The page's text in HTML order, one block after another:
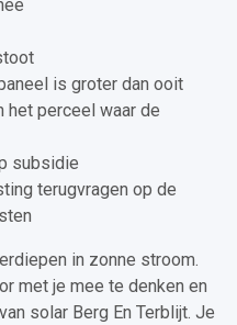
is groter dan ooit
het perceel waar de
subsidie
terugvragen op de
in zonne stroom.
met je mee te denken en
solar Berg En Terblijt. Je